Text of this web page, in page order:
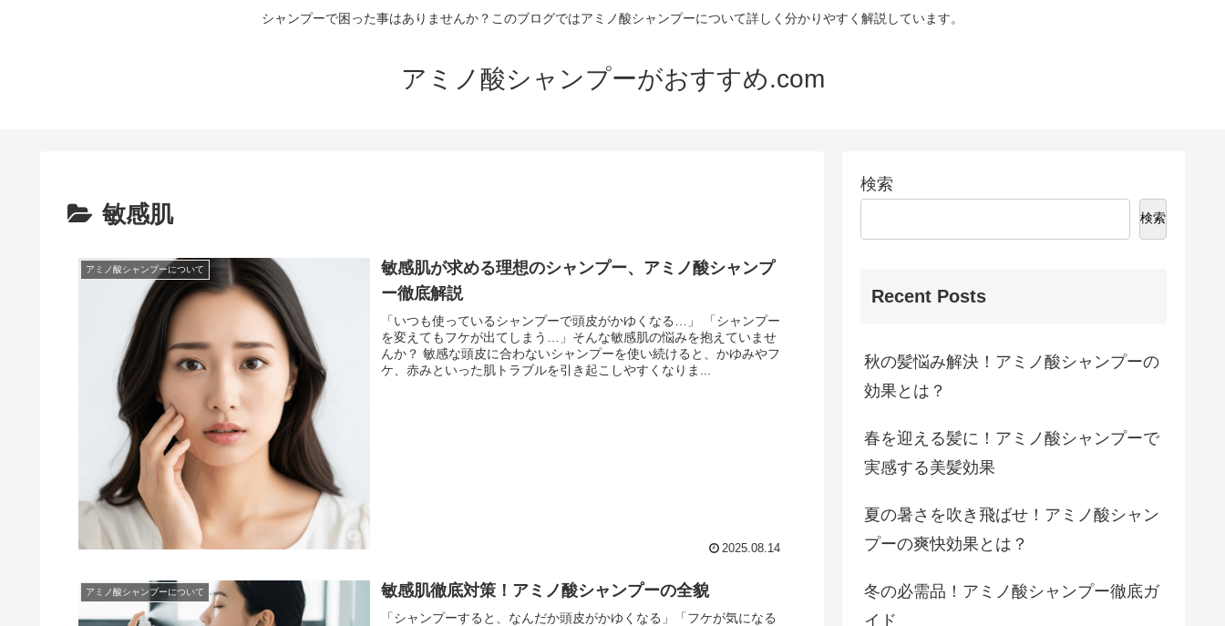
シャンプーで困った事はありませんか？このブログではアミノ酸シャンプーについて詳しく分かりやすく解説しています。
アミノ酸シャンプーがおすすめ.com
敏感肌
アミノ酸シャンプーについて
敏感肌が求める理想のシャンプー、アミノ酸シャンプ
ー徹底解説
「いつも使っているシャンプーで頭皮がかゆくなる…」 「シャンプー
を変えてもフケが出てしまう…」そんな敏感肌の悩みを抱えていませ
んか？ 敏感な頭皮に合わないシャンプーを使い続けると、かゆみやフ
ケ、赤みといった肌トラブルを引き起こしやすくなりま...
2025.08.14
アミノ酸シャンプーについて 敏感肌徹底対策！アミノ酸シャンプーの全貌
「シャンプーすると、なんだか頭皮がかゆくなる」「フケが気になる
検索
検索
Recent Posts
秋の髪悩み解決！アミノ酸シャンプーの
効果とは？
春を迎える髪に！アミノ酸シャンプーで
実感する美髪効果
夏の暑さを吹き飛ばせ！アミノ酸シャン
プーの爽快効果とは？
冬の必需品！アミノ酸シャンプー徹底ガ
イド